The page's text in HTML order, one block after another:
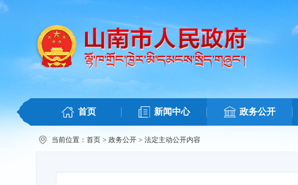
首页 新闻中心 政务公开
当前位置： 首页 > 政务公开 > 法定主动公开内容